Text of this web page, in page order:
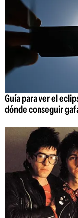
Guía para ver el
dónde conseguir